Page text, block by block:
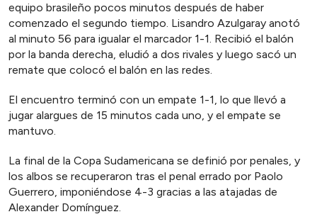
equipo brasileño pocos minutos después de haber
comenzado el segundo tiempo. Lisandro Azulgaray anotó
al minuto 56 para igualar el marcador 1-1. Recibió el balón
por la banda derecha, eludió a dos rivales y luego sacó un
remate que colocó el balón en las redes.
El encuentro terminó con un empate 1-1, lo que llevó a
jugar alargues de 15 minutos cada uno, y el empate se
mantuvo.
La final de la Copa Sudamericana se definió por penales, y
los albos se recuperaron tras el penal errado por Paolo
Guerrero, imponiéndose 4-3 gracias a las atajadas de
Alexander Domínguez.